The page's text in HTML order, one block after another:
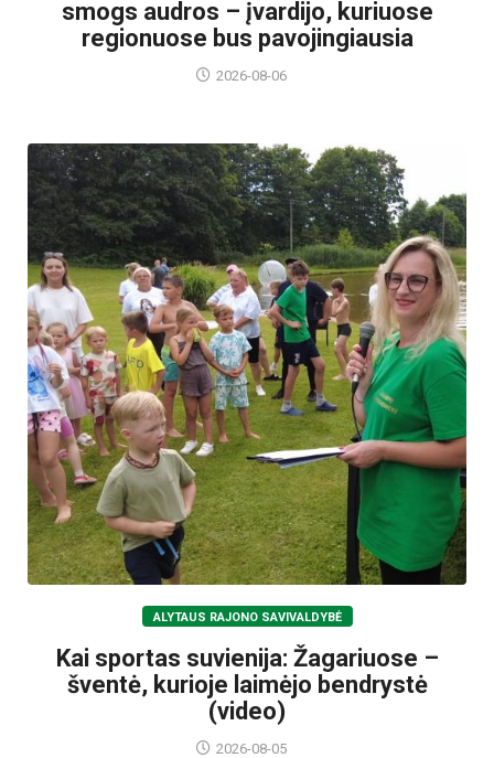
smogs audros – įvardijo, kuriuose
regionuose bus pavojingiausia
2026-08-06
ALYTAUS RAJONO SAVIVALDYBĖ
Kai sportas suvienija: Žagariuose –
šventė, kurioje laimėjo bendrystė
(video)
2026-08-05